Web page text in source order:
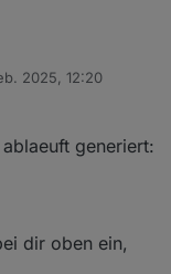
InviteLink
2025, 12:20
generiert:
dir oben ein,